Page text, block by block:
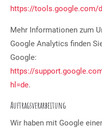
https://tools.google.com/
Mehr Informationen zum
Google Analytics finden
Google:
https://
hl=de.
Auftragsverarbeitung
Wir haben mit Google